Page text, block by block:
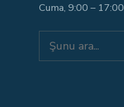
Cuma, 9:00 – 17:00
for: